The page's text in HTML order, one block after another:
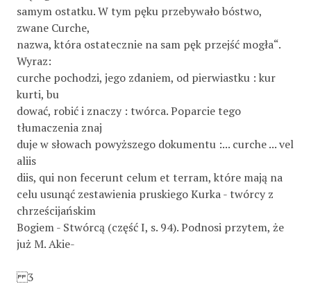
samym ostatku. W tym pęku przebywało bóstwo,
zwane Curche,
nazwa, która ostatecznie na sam pęk przejść mogła“.
Wyraz:
curche pochodzi, jego zdaniem, od pierwiastku : kur
kurti, bu­
dować, robić i znaczy : twórca. Poparcie tego
tłumaczenia znaj­
duje w słowach powyższego dokumentu :... curche ... vel
aliis
diis, qui non fecerunt celum et terram, które mają na
celu usunąć zestawienia pruskiego Kurka - twórcy z
chrześcijańskim
Bogiem - Stwórcą (część I, s. 94). Podnosi przytem, że
już M. Akie-
3